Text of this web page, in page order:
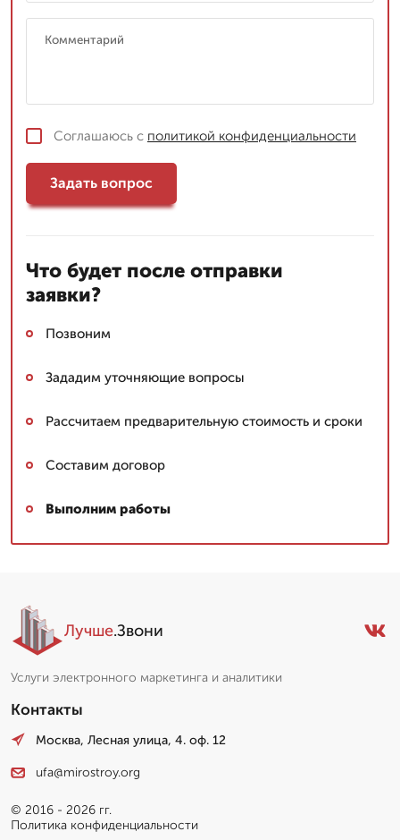
Соглашаюсь с политикой конфиденциальности
Задать вопрос
Что будет после отправки
заявки?
Позвоним
Зададим уточняющие вопросы
Рассчитаем предварительную стоимость и сроки
Составим договор
Выполним работы
Лучше.Звони
Услуги электронного маркетинга и аналитики
Контакты
Москва, Лесная улица, 4. оф. 12
ufa@mirostroy.org
© 2016 - 2026 гг.
Политика конфиденциальности